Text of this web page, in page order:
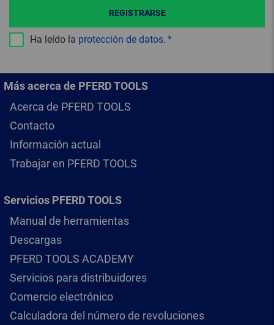
Ha leído la protección de datos.
REGISTRARSE
Más acerca de PFERD TOOLS
Acerca de PFERD TOOLS
Contacto
Información actual
Trabajar en PFERD TOOLS
Servicios PFERD TOOLS
Manual de herramientas
Descargas
PFERD TOOLS ACADEMY
Servicios para distribuidores
Comercio electrónico
Calculadora del número de revoluciones